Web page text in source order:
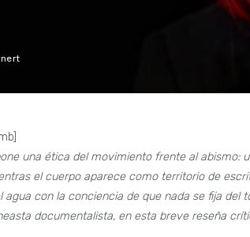
una ética del movimiento frente al abismo:
el cuerpo aparece como territorio de
agua con la conciencia de que nada se fija del
documentalista, en esta breve reseña